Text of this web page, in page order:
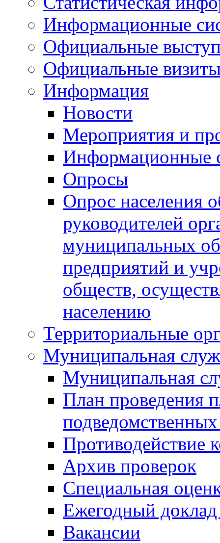
Информационные
Официальные
Официальные
Информация
Новости
Мероприятия и
Информационные
Опросы
Опрос населения
руководителей
муниципальных
предприятий и
обществ,
населению
Территориальные
Муниципальная
Муниципальная
План проведения
Противодействие
Архив проверок
Специальная
Ежегодный
Вакансии